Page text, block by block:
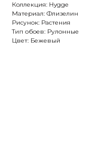
Коллекция: Hygge
Материал: Флизелин
Рисунок: Растения
Тип обоев: Рулонные
Цвет: Бежевый